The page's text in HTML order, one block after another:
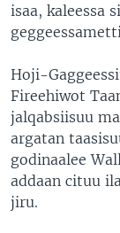
isaa, kaleessa
Hoji-
Fireehiwot
jalqabsiisuu
argatan
godinaalee
addaan cituu
jiru.